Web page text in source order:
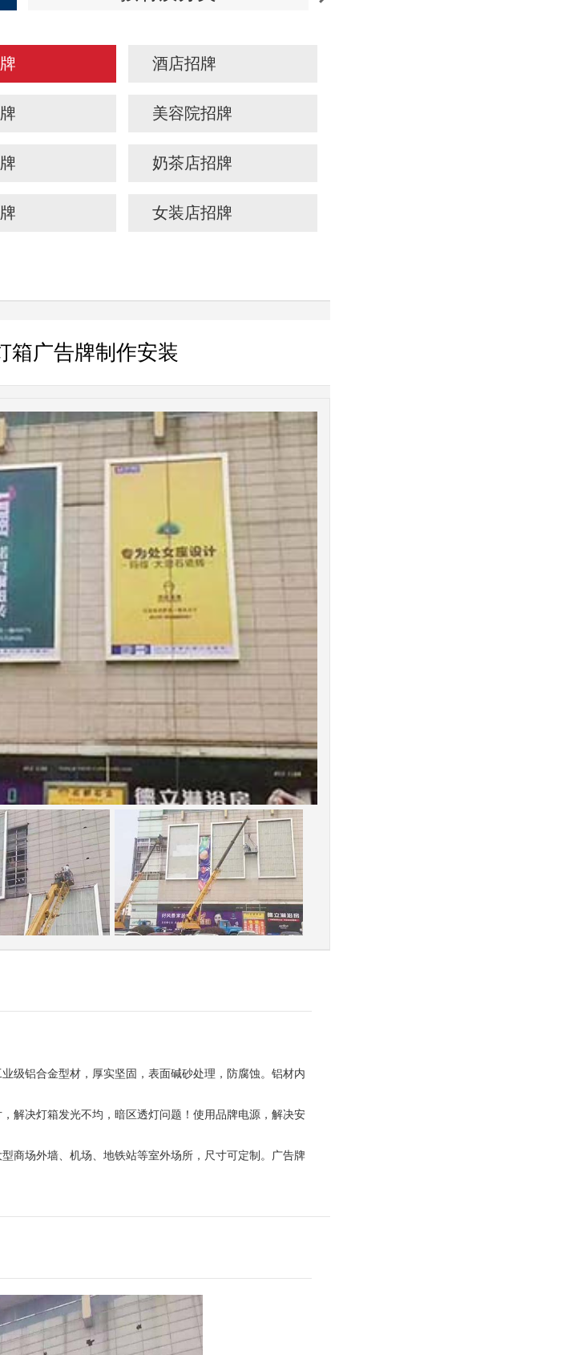
酒店招牌
美容院招牌
奶茶店招牌
女装店招牌
箱广告牌制作安装
级铝合金型材，厚实坚固，表面碱砂处理，防腐蚀。铝材内
解决灯箱发光不均，暗区透灯问题！使用品牌电源，解决安
商场外墙、机场、地铁站等室外场所，尺寸可定制。广告牌